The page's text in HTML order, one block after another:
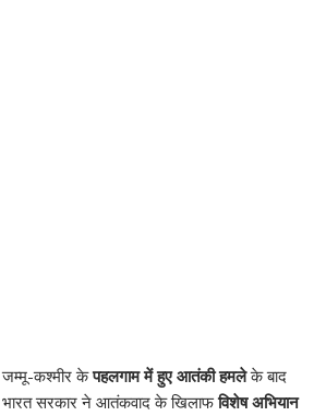
जम्मू-कश्मीर केपहलगाम में हुए आतंकी हमलेके बाद
भारत सरकार ने आतंकवाद के खिलाफविशेष अभियान